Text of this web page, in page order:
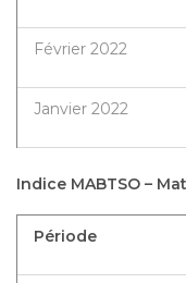
Février 2022
Janvier 2022
Indice MABTSO –
Période